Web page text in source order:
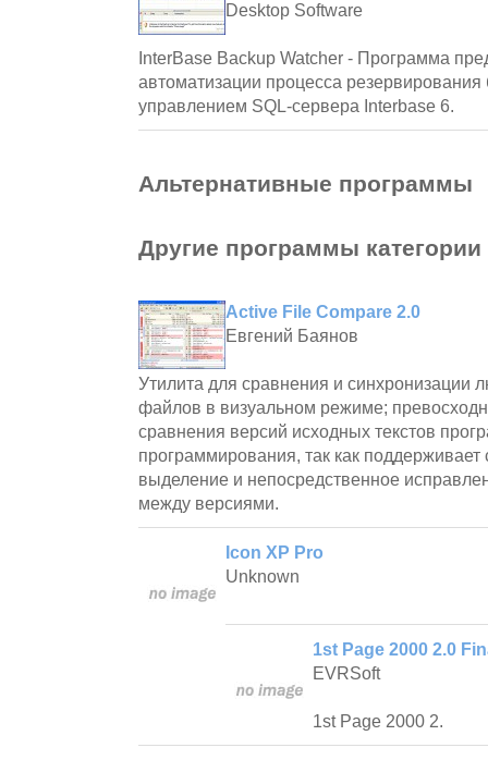
Desktop Software
InterBase Backup Watcher - Программа
автоматизации процесса
управлением SQL-сервера Interbase 6.
Альтернативные программы
Другие программы категории
Active File Compare 2.0
Евгений Баянов
Утилита для сравнения и синхронизации
файлов в визуальном режиме;
сравнения версий исходных текстов
программирования, так как поддерживает
выделение и непосредственное
между версиями.
Icon XP Pro
Unknown
1st Page 2000 2.0
EVRSoft
1st Page 2000 2.